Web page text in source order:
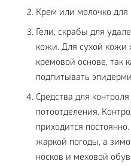
Крем или молочко для
Гели, скрабы для
кожи. Для сухой кожи
кремовой основе, так
подпитывать
Средства для
потоотделения.
приходится
жаркой погоды, а
носков и меховой